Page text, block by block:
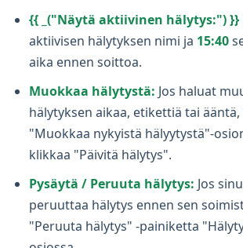
{{ _("Näytä aktiivinen hälytys:") }}
aktiivisen hälytyksen nimi ja 15:40
aika ennen soittoa.
Muokkaa hälytystä: Jos haluat
hälytyksen aikaa, etikettiä tai ääntä,
"Muokkaa nykyistä hälyytystä"-
klikkaa "Päivitä hälytys".
Pysäytä / Peruuta hälytys: Jos
peruuttaa hälytys ennen sen
"Peruuta hälytys" -painiketta